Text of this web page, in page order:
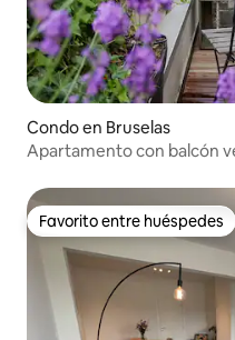
Condo en Bruselas
Apartamento con balcón
Favorito entre huéspedes
Favorito entre huéspedes